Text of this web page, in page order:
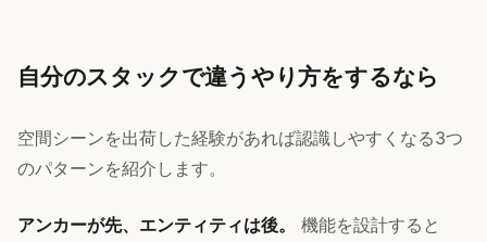
自分のスタックで違うやり方をするなら
空間シーンを出荷した経験があれば認識しやすくなる3つ
のパターンを紹介します。
アンカーが先、エンティティは後。
機能を設計すると